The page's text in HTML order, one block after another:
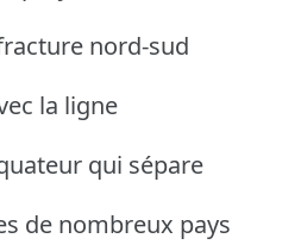
nord-sud
la ligne
qui sépare
de nombreux pays